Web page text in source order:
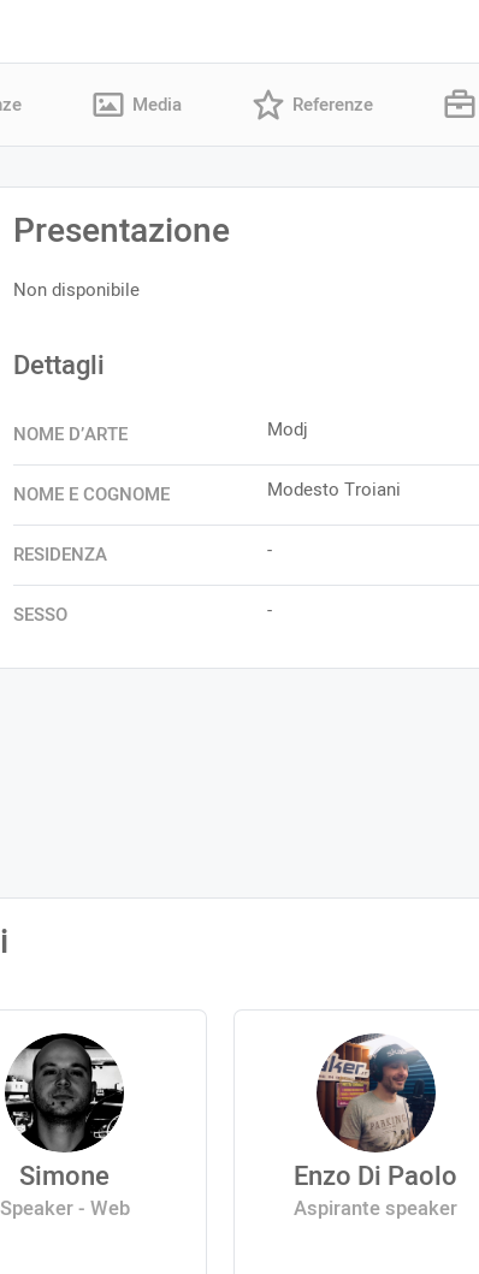
Media Referenze
Presentazione
Non disponibile
Dettagli
NOME D’ARTE Modj
NOME E COGNOME Modesto Troiani
RESIDENZA -
SESSO -
Simone
Speaker - Web
Enzo Di Paolo
Aspirante speaker